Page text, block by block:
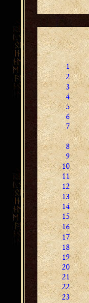
1
2
3
4
5
6
7
8
9
10
11
12
13
14
15
16
17
18
19
20
21
22
23